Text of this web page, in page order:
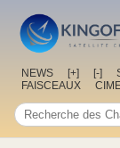
NEWS [+] [-]
FAISCEAUX